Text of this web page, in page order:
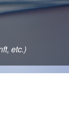
etc.)